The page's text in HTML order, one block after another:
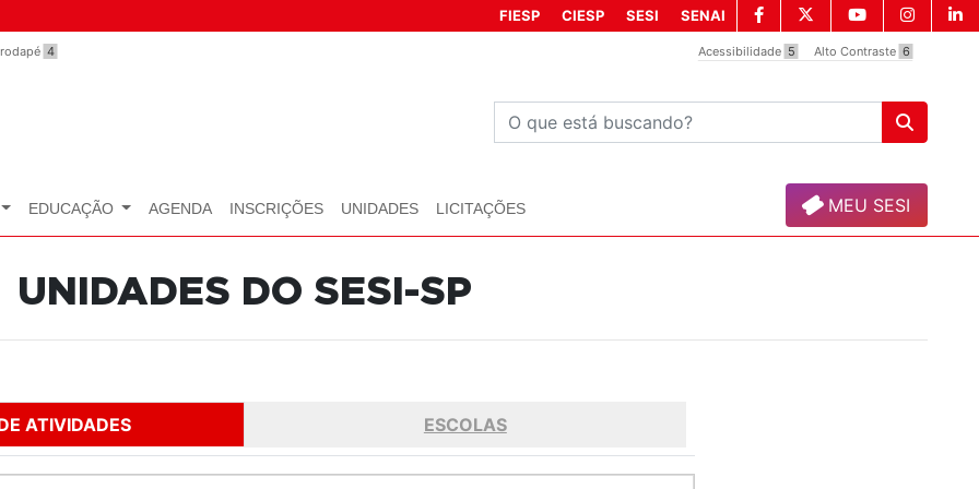
4 Acessibilidade 5 Alto Contraste 6
FIESP CIESP SESI SENAI
EDUCAÇÃO AGENDA INSCRIÇÕES UNIDADES LICITAÇÕES MEU SESI
UNIDADES DO SESI-SP
ATIVIDADES ESCOLAS